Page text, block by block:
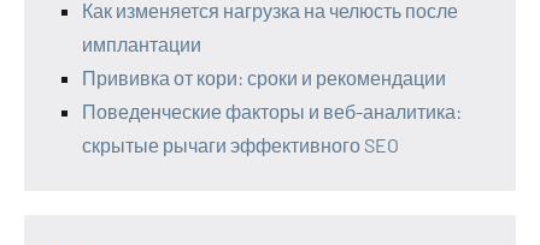
Как изменяется нагрузка на челюсть после
имплантации
Прививка от кори: сроки и рекомендации
Поведенческие факторы и веб-аналитика:
скрытые рычаги эффективного SEO